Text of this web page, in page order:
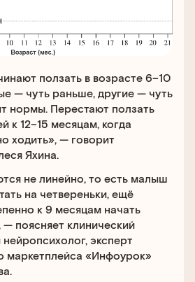
ползать в возрасте 6–10
— чуть раньше, другие — чуть
нормы. Перестают ползать
к 12–15 месяцам, когда
ходить», — говорит
Яхина.
не линейно, то есть малыш
на четвереньки, ещё
к 9 месяцам начать
— поясняет клинический
нейропсихолог, эксперт
маркетплейса «Инфоурок»